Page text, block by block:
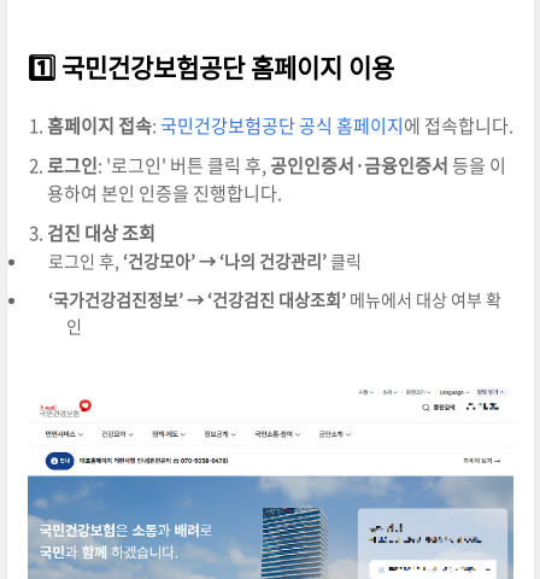
1️⃣ 국민건강보험공단 홈페이지 이용
홈페이지 접속:국민건강보험공단 공식 홈페이지에 접속합니다.
로그인: '로그인' 버튼 클릭 후,공인인증서·금융인증서등을 이
용하여 본인 인증을 진행합니다.
검진 대상 조회
로그인 후, ‘건강모아’ → ‘나의 건강관리’클릭
‘국가건강검진정보’ → ‘건강검진 대상조회’메뉴에서 대상 여부 확
인